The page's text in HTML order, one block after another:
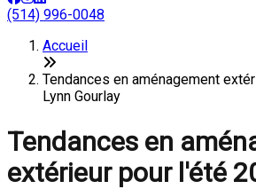
(514) 996-0048
Accueil
Tendances en aménagement
Lynn Gourlay
Tendances en
extérieur pour l'été